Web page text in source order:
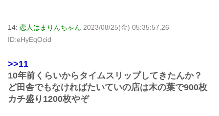
14: 恋人はまりんちゃん 2023/08/25(金) 05:35:57.26
ID:eHyEqOcid
>>11
10年前くらいからタイムスリップしてきたんか？
ど田舎でもなければたいていの店は木の葉で900枚
カチ盛り1200枚やぞ